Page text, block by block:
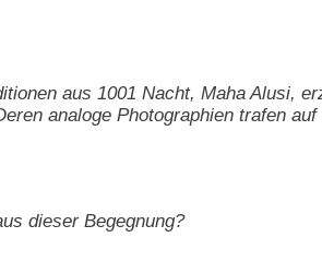
aus 1001 Nacht, Maha Alusi,
analoge Photographien trafen auf
dieser Begegnung?